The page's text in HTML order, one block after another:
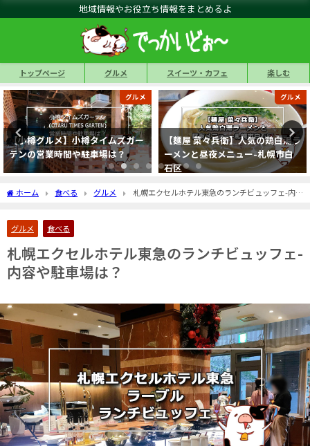
地域情報やお役立ち情報をまとめるよ
トップページ グルメ スイーツ・カフェ 楽しむ
グルメ
【麺屋 菜々兵衛】人気の鶏白湯ラ
ーメンと昼夜メニュー-札幌市白
石区
グルメ
【札幌Fuji屋(ふじ屋)】魚介豚骨
背脂の味噌ラーメン-札幌市東区
ホーム 食べる グルメ
札幌エクセルホテル東急のランチビュッフェ-内容
グルメ 食べる
札幌エクセルホテル東急のランチビュッフェ-
内容や駐車場は？